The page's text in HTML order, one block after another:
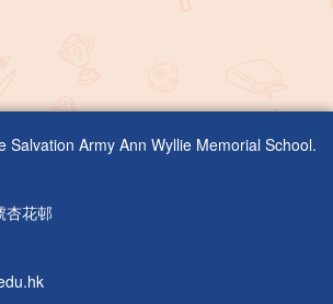
Salvation Army Ann Wyllie Memorial School.
杏花邨